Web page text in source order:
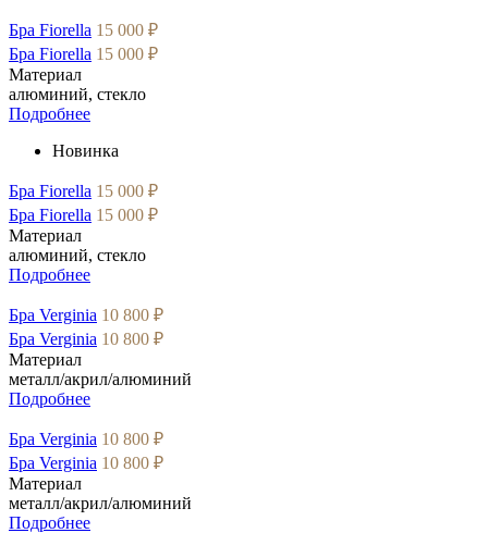
Бра Fiorella 15 000 ₽
Бра Fiorella 15 000 ₽
Материал
алюминий, стекло
Подробнее
Новинка
Бра Fiorella 15 000 ₽
Бра Fiorella 15 000 ₽
Материал
алюминий, стекло
Подробнее
Бра Verginia 10 800 ₽
Бра Verginia 10 800 ₽
Материал
металл/акрил/алюминий
Подробнее
Бра Verginia 10 800 ₽
Бра Verginia 10 800 ₽
Материал
металл/акрил/алюминий
Подробнее